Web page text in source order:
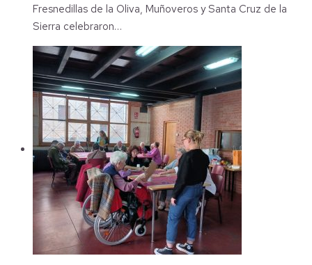
Fresnedillas de la Oliva, Muñoveros y Santa Cruz de la
Sierra celebraron…